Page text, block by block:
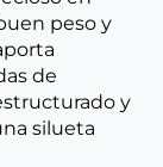
peso y
de
y
silueta